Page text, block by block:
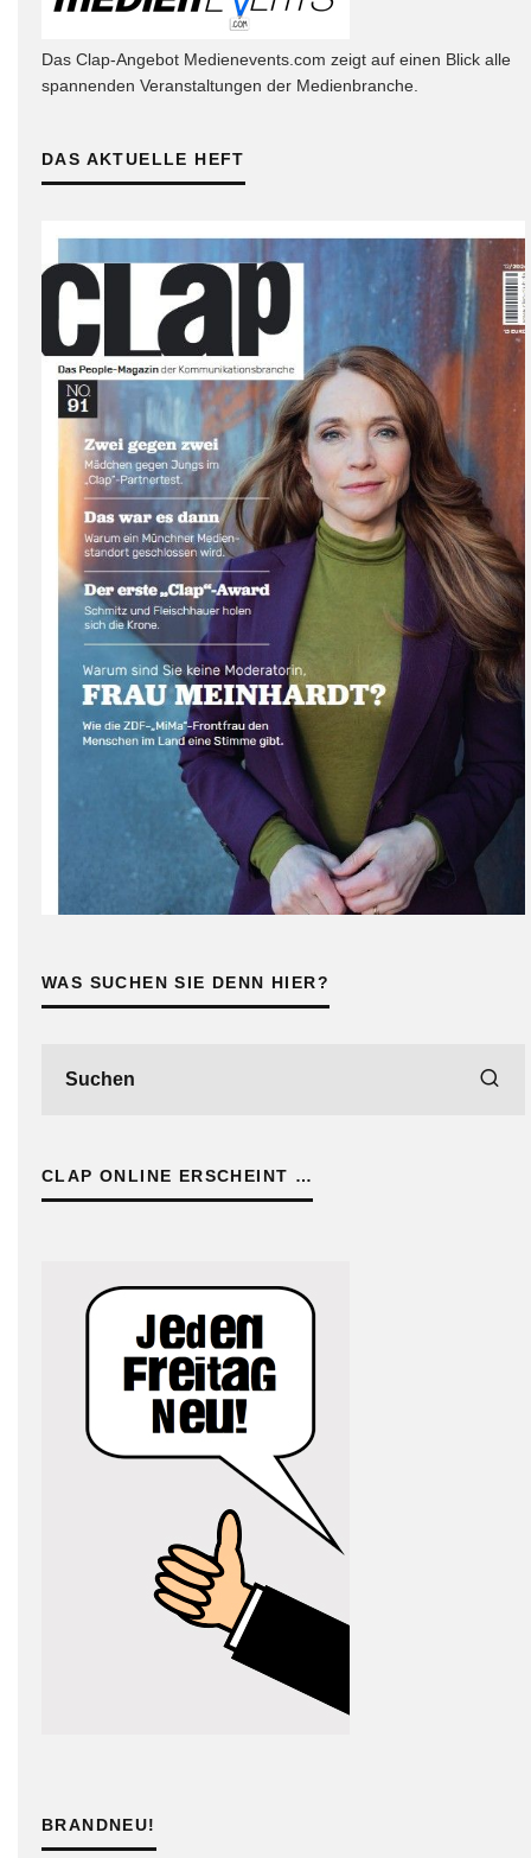
Das Clap-Angebot Medienevents.com zeigt auf einen Blick alle
spannenden Veranstaltungen der Medienbranche.
DAS AKTUELLE HEFT
WAS SUCHEN SIE DENN HIER?
CLAP ONLINE ERSCHEINT …
BRANDNEU!